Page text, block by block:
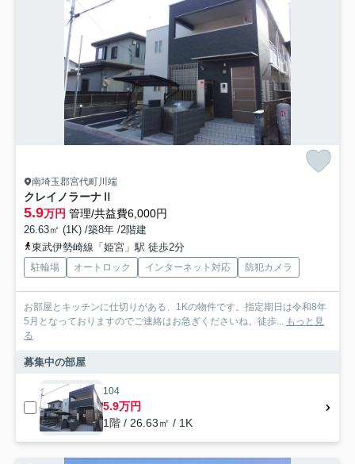
南埼玉郡宮代町川端
クレイノラーナⅡ
5.9万円 管理/共益費6,000円
26.63㎡ (1K) /築8年 /2階建
東武伊勢崎線「姫宮」駅 徒歩2分
駐輪場 オートロック インターネット対応 防犯カメラ
お部屋とキッチンに仕切りがある、1Kの物件です。指定期日は令和8年
5月となっておりますのでご連絡はお急ぎくださいね。徒歩... もっと見
る
募集中の部屋
104
5.9万円
1階 / 26.63㎡ / 1K